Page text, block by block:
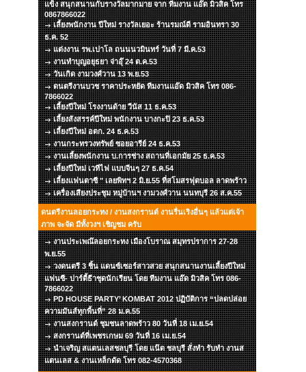
แข็ง สนุกสนานกับรางวัลมากมาย จาก ทีมงาน แอ๊ด มิวสิค โทร
0867866022
เลี้ยงพนักงาน ปีใหม่ รางวัลเยอะ ร้านรมณ์ดี รามอินทรา 30
ธ.ค. 52
แต่งงาน รพ.เปาโล ถนนนวมินทร์ วันที่ 7 มี.ค.53
งานทำบุญอยุธยา จ่าอุ๊ 24 ต.ค.53
วันเกิด งามวงศ์วาน 13 พ.ย.53
ดนตรีงานบวช ราคาประหยัด ทีมงานแอ๊ด มิวสิค โทร 086-
7866022
เลี้ยงปีใหม่ โรงงานด้าย วีนัส 11 ธ.ค.53
เลี้ยงสังสรรค์ปีใหม่ พนักงาน บางกะปิ 23 ธ.ค.53
เลี้ยงปีใหม่ อตก. 24 ธ.ค.53
งานกระทรวงทรัพย์ ซอยอารีย์ 24 ธ.ค.53
งานเลี้ยงพนักงาน บ.การช่าง สถานที่เอกมัย 25 ธ.ค.53
เลี้ยงปีใหม่ เวทีไฟ แบบจีนๆ 27 ธ.ค.54
เลี้ยงแฟนตาซี " เลยพิทฯ 2 มิ.ย.55 ที่สโมสรฟุตบอล ลาดพร้าว
เครื่องเสียงประชุม หมู่บ้านฯ งามวงศ์วาน นนทบุรี 26 ส.ค.55
ดนตรีงานลอยกระทง / งานสงกรานต์ งานรื่นเริงอื่นๆ แล้วแต่เจ้า
ภาพ จะจัด มีทั้งวงฯ เชิญชม ครับ
งานประเพณ๊ลอยกระทง เมืองโบราณ สมุทรปราการ 27-28
พ.ย.55
วงดนตรี 3 ชิ้น แดนซ์เซอร์สาวสวย สนุกสนานงานเลี้ยงปีใหม่
แฟนซี- ปาร์ตี้ธีาชุดนักเรียน โดย ทีมงาน แอ๊ด มิวสิค โทร 086-
7866022
PD HOUSE PARTY’ KOMBAT 2012 ปฏิบัติการ “ปลดปล่อย
ความมันส์ทุกพื้นที่” 28 ม.ค.55
งานสงกรานต์ ชุมชนลาดพร้าว 80 วันที่ 18 เม.ย.54
สงกรานต์ที่เพชรเกษม 69 วันที่ 16 เม.ย.54
นำเจริญ สแตนเลสชลบุรี โดย แน๊ต ชลบุรี สั่งทำ รับทำ งานส
แตนเลส & งานเหล็กดัด โทร 082-4570368